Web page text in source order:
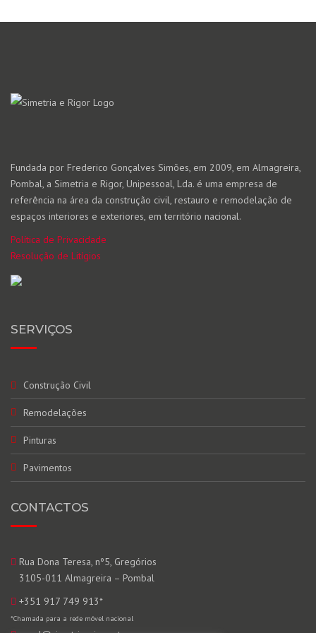
Fundada por Frederico Gonçalves Simões, em 2009, em Almagreira,
Pombal, a Simetria e Rigor, Unipessoal, Lda. é uma empresa de
referência na área da construção civil, restauro e remodelação de
espaços interiores e exteriores, em território nacional.
Política de Privacidade
Resolução de Litígios
SERVIÇOS
Construção Civil
Remodelações
Pinturas
Pavimentos
CONTACTOS
Rua Dona Teresa, nº5, Gregórios
3105-011 Almagreira – Pombal
+351 917 749 913*
*Chamada para a rede móvel nacional